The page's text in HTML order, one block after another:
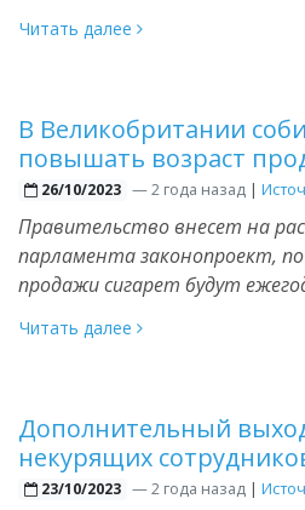
Читать далее
В Великобритании
повышать возраст
26/10/2023 —2 года назад |
Правительство внесет на
парламента законопроект,
продажи сигарет будут
Читать далее
Дополнительный
некурящих
23/10/2023 —2 года назад |